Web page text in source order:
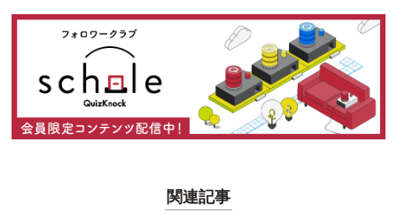
関連記事